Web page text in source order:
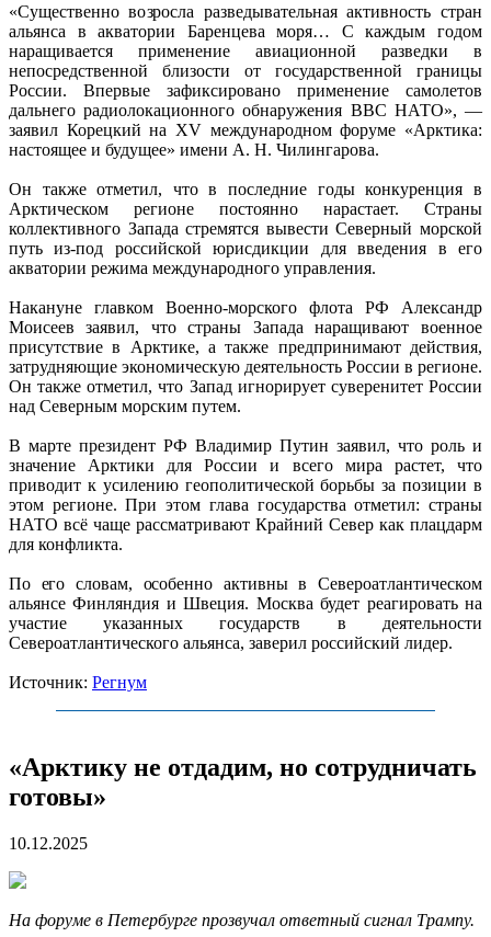
«Существенно возросла разведывательная активность стран
альянса в акватории Баренцева моря… С каждым годом
наращивается применение авиационной разведки в
непосредственной близости от государственной границы
России. Впервые зафиксировано применение самолетов
дальнего радиолокационного обнаружения ВВС НАТО», —
заявил Корецкий на XV международном форуме «Арктика:
настоящее и будущее» имени А. Н. Чилингарова.
Он также отметил, что в последние годы конкуренция в
Арктическом регионе постоянно нарастает. Страны
коллективного Запада стремятся вывести Северный морской
путь из-под российской юрисдикции для введения в его
акватории режима международного управления.
Накануне главком Военно-морского флота РФ Александр
Моисеев заявил, что страны Запада наращивают военное
присутствие в Арктике, а также предпринимают действия,
затрудняющие экономическую деятельность России в регионе.
Он также отметил, что Запад игнорирует суверенитет России
над Северным морским путем.
В марте президент РФ Владимир Путин заявил, что роль и
значение Арктики для России и всего мира растет, что
приводит к усилению геополитической борьбы за позиции в
этом регионе. При этом глава государства отметил: страны
НАТО всё чаще рассматривают Крайний Север как плацдарм
для конфликта.
По его словам, особенно активны в Североатлантическом
альянсе Финляндия и Швеция. Москва будет реагировать на
участие указанных государств в деятельности
Североатлантического альянса, заверил российский лидер.
Источник: Регнум
«Арктику не отдадим, но сотрудничать
готовы»
10.12.2025
На форуме в Петербурге прозвучал ответный сигнал Трампу.